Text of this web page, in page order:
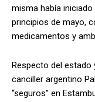
misma había iniciado
principios de mayo,
medicamentos y
Respecto del estado
canciller argentino
“seguros” en